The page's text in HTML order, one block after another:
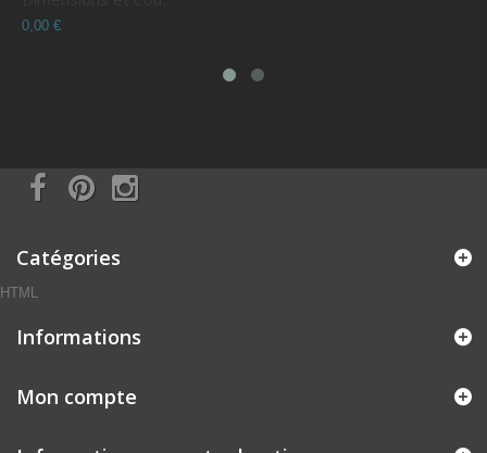
0,00 €
Catégories
HTML
Informations
Mon compte